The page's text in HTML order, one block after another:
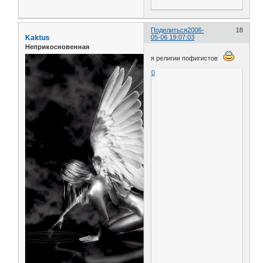
Поделиться 18
2006-
05-06 19:07:03
Kaktus
Неприкосновенная
я религии пофигистов
0